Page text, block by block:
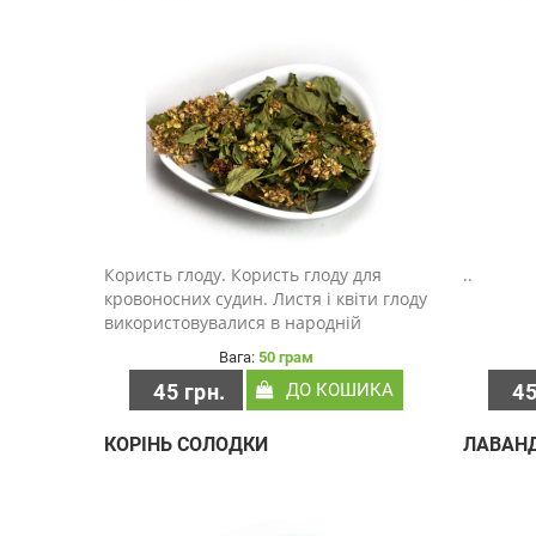
Користь глоду. Користь глоду для
кровоносних судин. Листя і квіти глоду
використовувалися в народній
містять фітонутрієнти, так звані
антоцианідіни і проантоціанідіни. Це
антиоксидант, як..
Вага: 50 грам
45 грн. ДО КОШИКА
..
КОРІНЬ СОЛОДКИ